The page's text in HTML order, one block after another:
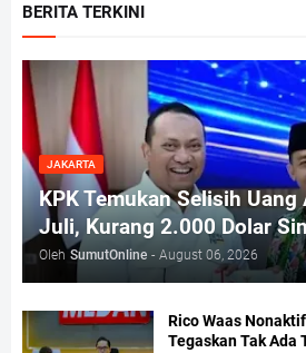
BERITA TERKINI
JAKARTA
KPK Temukan Selisih Uang
Juli, Kurang 2.000 Dolar
Oleh SumutOnline - August 06, 2026
Rico Waas
Tegaskan Tak Ada